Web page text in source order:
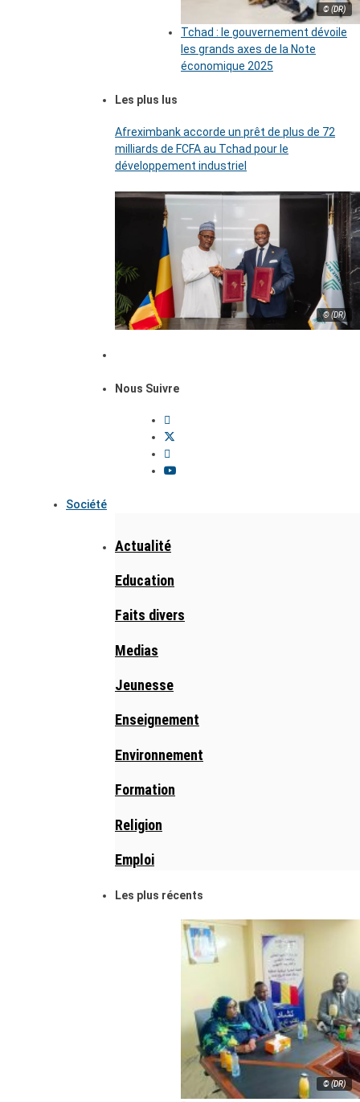
© (DR)
Tchad : le gouvernement dévoile
les grands axes de la Note
économique 2025
Les plus lus
Afreximbank accorde un prêt de plus de 72
milliards de FCFA au Tchad pour le
développement industriel
© (DR)
Nous Suivre
Société
Actualité
Education
Faits divers
Medias
Jeunesse
Enseignement
Environnement
Formation
Religion
Emploi
Les plus récents
© (DR)